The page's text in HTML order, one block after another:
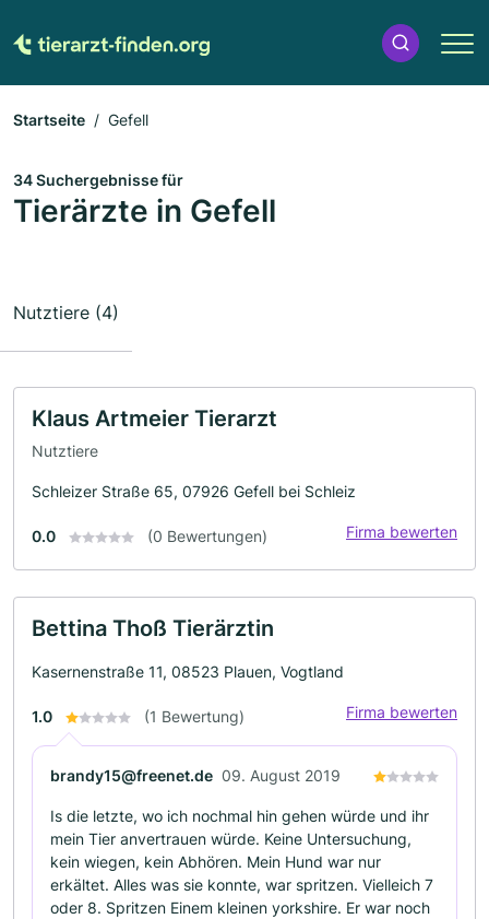
Startseite Gefell
34 Suchergebnisse für
Tierärzte in Gefell
Nutztiere (4)
Klaus Artmeier Tierarzt
Nutztiere
Schleizer Straße 65, 07926 Gefell bei Schleiz
0.0 (0 Bewertungen) Firma bewerten
Bettina Thoß Tierärztin
Kasernenstraße 11, 08523 Plauen, Vogtland
1.0 (1 Bewertung) Firma bewerten
brandy15@freenet.de 09. August 2019
Is die letzte, wo ich nochmal hin gehen würde und ihr
mein Tier anvertrauen würde. Keine Untersuchung,
kein wiegen, kein Abhören. Mein Hund war nur
erkältet. Alles was sie konnte, war spritzen. Vielleich 7
oder 8. Spritzen Einem kleinen yorkshire. Er war noch